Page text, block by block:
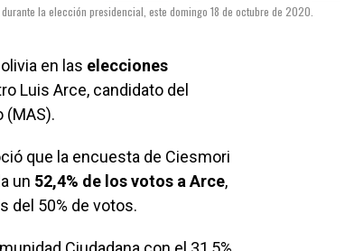
la elección presidencial, este domingo 18 de octubre de 2020.
en las elecciones
Luis Arce, candidato del
(MAS).
que la encuesta de Ciesmori
un 52,4% de los votos a Arce,
del 50% de votos.